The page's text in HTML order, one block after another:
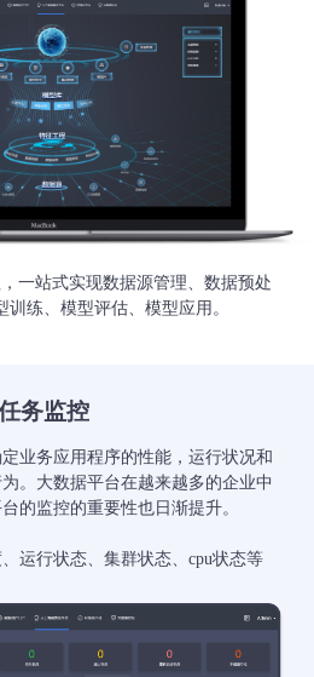
一站式实现数据源管理、数据预处
练、模型评估、模型应用。
务监控
业务应用程序的性能，运行状况和
。大数据平台在越来越多的企业中
的监控的重要性也日渐提升。
运行状态、集群状态、cpu状态等